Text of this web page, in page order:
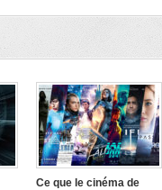
Ce que le cinéma de